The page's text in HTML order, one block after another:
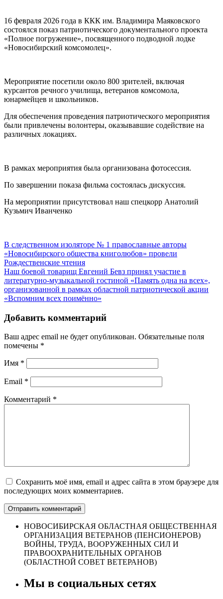
16 февраля 2026 года в ККК им. Владимира Маяковского
состоялся показ патриотического документального проекта
«Полное погружение», посвященного подводной лодке
«Новосибирский комсомолец».
Мероприятие посетили около 800 зрителей, включая
курсантов речного училища, ветеранов комсомола,
юнармейцев и школьников.
Для обеспечения проведения патриотического мероприятия
были привлечены волонтеры, оказывавшие содействие на
различных локациях.
В рамках мероприятия была организована фотосессия.
По завершении показа фильма состоялась дискуссия.
На мероприятии присутствовал наш спецкорр Анатолий
Кузьмич Иванченко
В следственном изоляторе № 1 православные авторы
«Новосибирского общества книголюбов» провели
Рождественские чтения
Наш боевой товарищ Евгений Бевз принял участие в
литературно-музыкальной гостиной «Память одна на всех»,
организованной в рамках областной патриотической акции
«Вспомним всех поимённо»
Добавить комментарий
Ваш адрес email не будет опубликован. Обязательные поля
помечены *
Имя *
Email *
Комментарий *
Сохранить моё имя, email и адрес сайта в этом браузере для
последующих моих комментариев.
НОВОСИБИРСКАЯ ОБЛАСТНАЯ ОБЩЕСТВЕННАЯ
ОРГАНИЗАЦИЯ ВЕТЕРАНОВ (ПЕНСИОНЕРОВ)
ВОЙНЫ, ТРУДА, ВООРУЖЕННЫХ СИЛ И
ПРАВООХРАНИТЕЛЬНЫХ ОРГАНОВ
(ОБЛАСТНОЙ СОВЕТ ВЕТЕРАНОВ)
Мы в социальных сетях